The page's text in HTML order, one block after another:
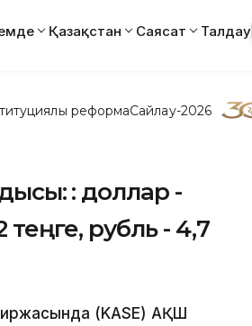
Қазақстан Саясат Талдау
реформаСайлау-2026
: доллар -
теңге, рубль - 4,7
(KASE) АҚШ